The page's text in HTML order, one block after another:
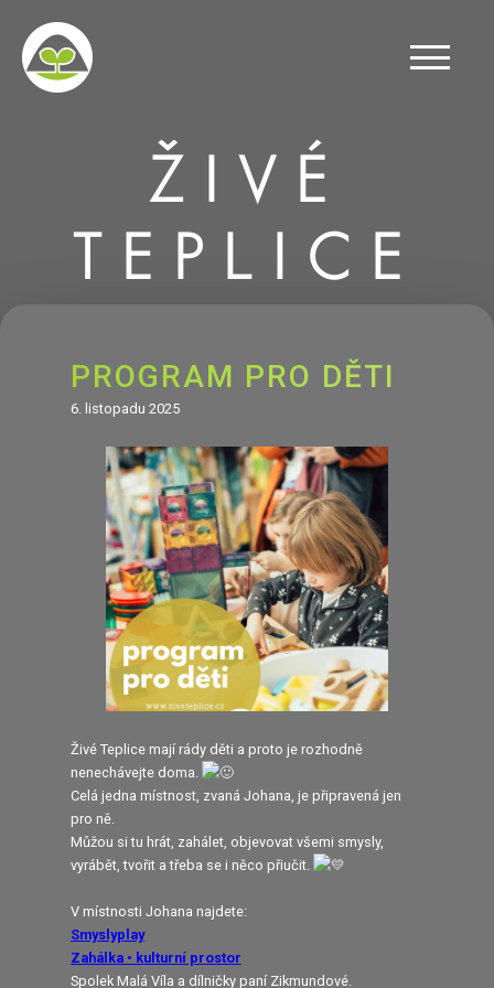
ŽIVÉ
TEPLICE
PROGRAM PRO DĚTI
6. listopadu 2025
Živé Teplice mají rády děti a proto je rozhodně
nenechávejte doma.
Celá jedna místnost, zvaná Johana, je připravená jen
pro ně.
Můžou si tu hrát, zahálet, objevovat všemi smysly,
vyrábět, tvořit a třeba se i něco přiučit.
V místnosti Johana najdete:
Smyslyplay
Zahálka • kulturní prostor
Spolek Malá Víla a dílničky paní Zikmundové.